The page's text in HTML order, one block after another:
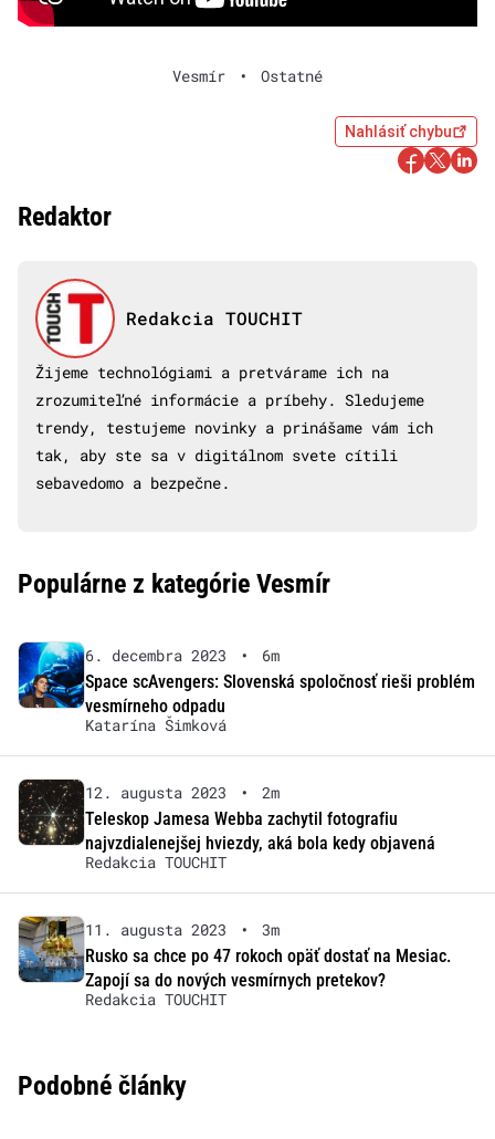
Vesmír • Ostatné
Nahlásiť chybu
Redaktor
Redakcia TOUCHIT
Žijeme technológiami a pretvárame ich na
zrozumiteľné informácie a príbehy. Sledujeme
trendy, testujeme novinky a prinášame vám ich
tak, aby ste sa v digitálnom svete cítili
sebavedomo a bezpečne.
Populárne z kategórie Vesmír
6. decembra 2023 •
6m
Space scAvengers: Slovenská spoločnosť rieši problém
vesmírneho odpadu
Katarína Šimková
12. augusta 2023 •
2m
Teleskop Jamesa Webba zachytil fotografiu
najvzdialenejšej hviezdy, aká bola kedy objavená
Redakcia TOUCHIT
11. augusta 2023 •
3m
Rusko sa chce po 47 rokoch opäť dostať na Mesiac.
Zapojí sa do nových vesmírnych pretekov?
Redakcia TOUCHIT
Podobné články